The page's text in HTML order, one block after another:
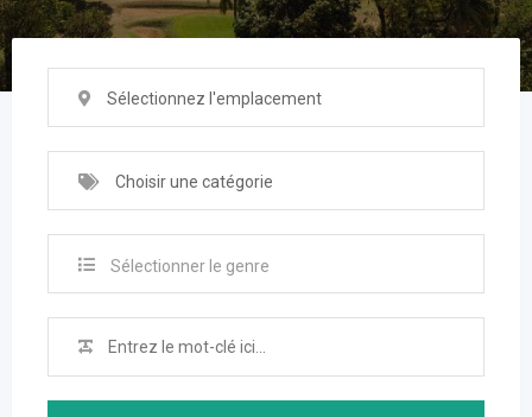
Sélectionnez l'emplacement
Choisir une catégorie
Sélectionner le genre